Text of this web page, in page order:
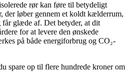
rør kan føre til betydeligt
der løber gennem et koldt kælderrum,
glæde af. Det betyder, at dit
for at levere den ønskede
på både energiforbrug og CO₂-
spare op til flere hundrede kroner om